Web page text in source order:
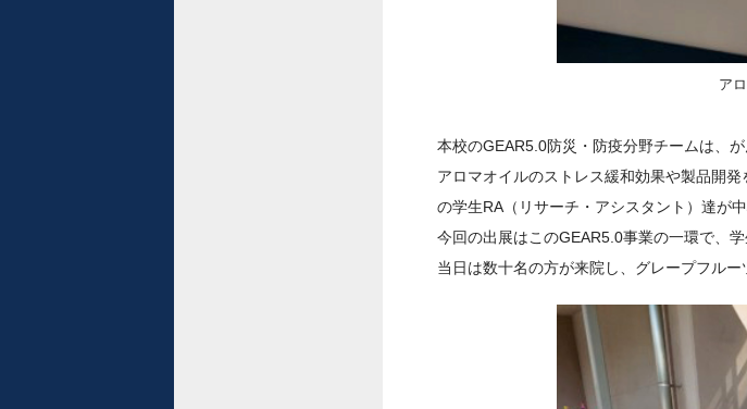
ア
本校のGEAR5.0防災・防疫分野チームは、
アロマオイルのストレス緩和効果や製品開
の学生RA（リサーチ・アシスタント）達が
今回の出展はこのGEAR5.0事業の一環で、
当日は数十名の方が来院し、グレープフル